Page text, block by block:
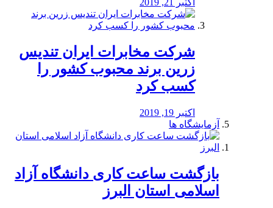
اکتبر 21, 2019
شرکت مخابرات ایران تندیس
زرین برند محبوب کشور را
کسب کرد
اکتبر 19, 2019
آزمایشگاه ها
بازگشت ساعت کاری دانشگاه آزاد
اسلامی استان البرز